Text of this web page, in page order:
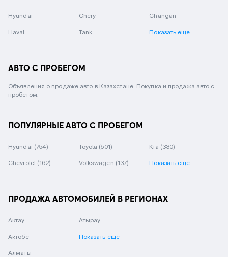
Hyundai Chery Changan
Haval Tank Показать еще
АВТО С ПРОБЕГОМ
Объявления о продаже авто в Казахстане. Покупка и продажа авто с
пробегом.
ПОПУЛЯРНЫЕ АВТО С ПРОБЕГОМ
Hyundai (754) Toyota (501) Kia (330)
Chevrolet (162) Volkswagen (137) Показать еще
ПРОДАЖА АВТОМОБИЛЕЙ В РЕГИОНАХ
Актау
Актобе
Алматы
Атырау
Показать еще